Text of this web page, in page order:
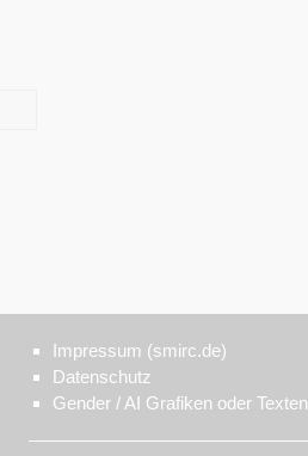
Impressum (smirc.de)
Datenschutz
Gender / AI Grafiken oder Texten